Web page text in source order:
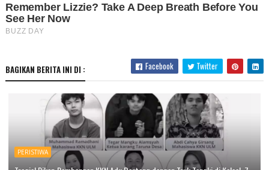
BAGIKAN BERITA INI DI : Facebook Twitter
PERISTIWA